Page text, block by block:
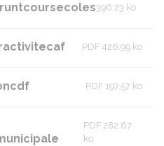
396.23 ko
PDF 426.99 ko
PDF 197.57 ko
PDF 282.67
ko